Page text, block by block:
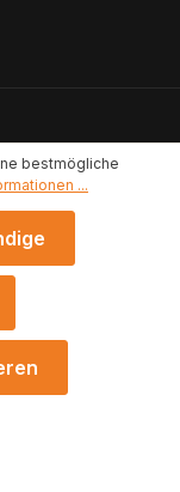
angegeben.
bestmögliche
...